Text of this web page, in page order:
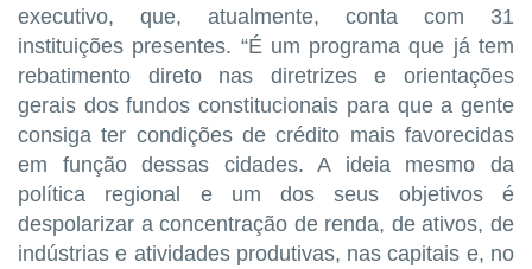
executivo, que, atualmente, conta com 31
instituições presentes. “É um programa que já tem
rebatimento direto nas diretrizes e orientações
gerais dos fundos constitucionais para que a gente
consiga ter condições de crédito mais favorecidas
em função dessas cidades. A ideia mesmo da
política regional e um dos seus objetivos é
despolarizar a concentração de renda, de ativos, de
indústrias e atividades produtivas, nas capitais e, no